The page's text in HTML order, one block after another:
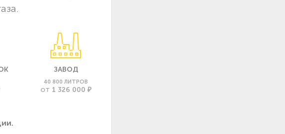
ЗАВОД
40 800 ЛИТРОВ
ОТ 1 326 000 ₽